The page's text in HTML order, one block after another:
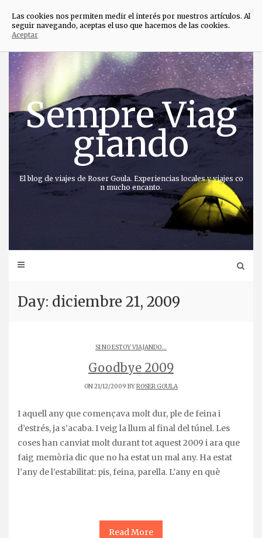
contenido
Sempre Viag
giando
El blog de viajes de Roser Goula. Experiencias locales y viajes co
n mucho encanto.
Day: diciembre 21, 2009
SI NO ESTOY VIAJANDO...
Goodbye 2009
ON 21/12/2009 BYROSER GOULA
I aquell any que començava molt dur, ple de feina i
d’estrés, ja s’acaba. I veig la llum al final del túnel. Les
coses han canviat molt durant tot aquest 2009 i ara que
faig memòria dic que no ha estat un mal any. Ha estat
l’any de l’estabilitat: pis, feina, parella. L’any en què
Read More
×
Las cookies nos permiten medir el interés por nuestros artículos. Al
seguir navegando, aceptas el uso que hacemos de las cookies.
Aceptar